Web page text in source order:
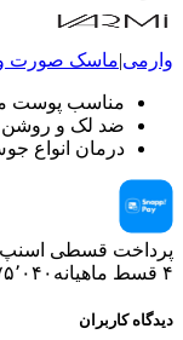
وارمی|ماسک صورت
مناسب پوست
ضد لک و روشن
درمان انواع
پرداخت قسطی
۴ قسط ماهیانه
دیدگاه کاربران